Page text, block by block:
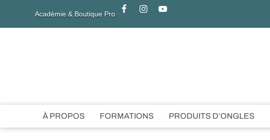
Académie & Boutique Pro
À PROPOS FORMATIONS PRODUITS D’ONGLES